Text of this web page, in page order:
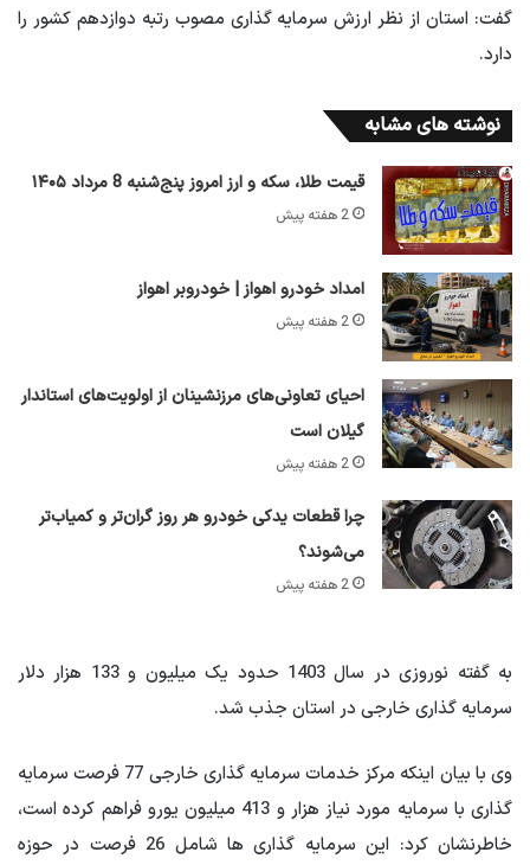
گفت: استان از نظر ارزش سرمایه گذاری مصوب رتبه دوازدهم کشور را
دارد.
نوشته های مشابه
قیمت طلا، سکه و ارز امروز پنج‌شنبه 8 مرداد ۱۴۰۵
2 هفته پیش
امداد خودرو اهواز | خودروبر اهواز
2 هفته پیش
احیای تعاونی‌های مرزنشینان از اولویت‌های استاندار
گیلان است
2 هفته پیش
چرا قطعات یدکی خودرو هر روز گران‌تر و کمیاب‌تر
می‌شوند؟
2 هفته پیش
به گفته نوروزی در سال 1403 حدود یک میلیون و 133 هزار دلار
سرمایه گذاری خارجی در استان جذب شد.
وی با بیان اینکه مرکز خدمات سرمایه گذاری خارجی 77 فرصت سرمایه
گذاری با سرمایه مورد نیاز هزار و 413 میلیون یورو فراهم کرده است،
خاطرنشان کرد: این سرمایه گذاری ها شامل 26 فرصت در حوزه